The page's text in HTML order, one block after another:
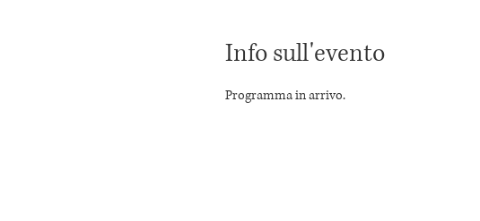
Info sull'evento
Programma in arrivo.